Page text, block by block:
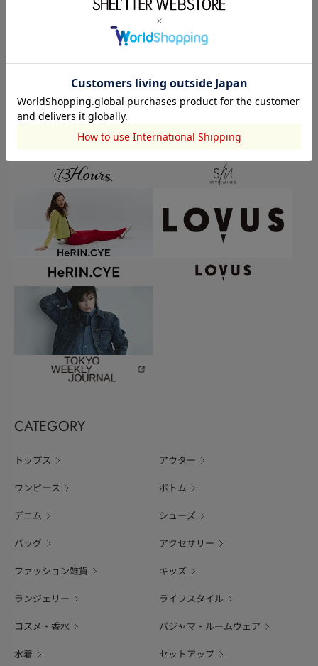
CATEGORY
トップス アウター
ワンピース ボトム
デニム シューズ
バッグ アクセサリー
ファッション雑貨 キッズ
ランジェリー ライフスタイル
コスメ・香水 パジャマ・ルームウェア
水着 セットアップ